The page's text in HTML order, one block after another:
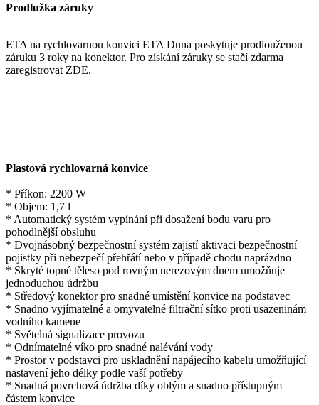
Prodlužka záruky
ETA na rychlovarnou konvici ETA Duna poskytuje prodlouženou
záruku 3 roky na konektor. Pro získání záruky se stačí zdarma
zaregistrovat ZDE.
Plastová rychlovarná konvice
* Příkon: 2200 W
* Objem: 1,7 l
* Automatický systém vypínání při dosažení bodu varu pro
pohodlnější obsluhu
* Dvojnásobný bezpečnostní systém zajistí aktivaci bezpečnostní
pojistky při nebezpečí přehřátí nebo v případě chodu naprázdno
* Skryté topné těleso pod rovným nerezovým dnem umožňuje
jednoduchou údržbu
* Středový konektor pro snadné umístění konvice na podstavec
* Snadno vyjímatelné a omyvatelné filtrační sítko proti usazeninám
vodního kamene
* Světelná signalizace provozu
* Odnímatelné víko pro snadné nalévání vody
* Prostor v podstavci pro uskladnění napájecího kabelu umožňující
nastavení jeho délky podle vaší potřeby
* Snadná povrchová údržba díky oblým a snadno přístupným
částem konvice